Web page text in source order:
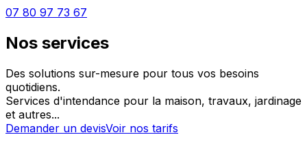
07 80 97 73 67
Nos services
Des solutions sur-mesure pour tous vos besoins
quotidiens.
Services d'intendance pour la maison, travaux, jardinage
et autres...
Demander un devisVoir nos tarifs